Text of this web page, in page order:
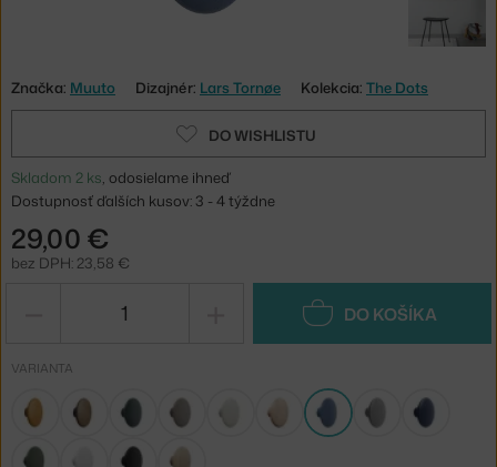
Značka: Muuto Dizajnér: Lars Tornøe Kolekcia: The Dots
DO WISHLISTU
Skladom 2 ks, odosielame ihneď
Dostupnosť ďalších kusov: 3 - 4 týždne
29,00 €
bez DPH: 23,58 €
DO KOŠÍKA
VARIANTA